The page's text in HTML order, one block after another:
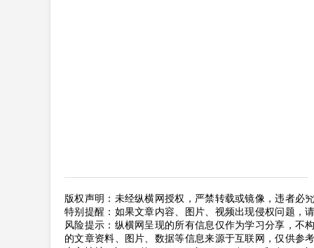
版权声明：未经纵横网授权，严禁转载或镜像，违者必
特别提醒：如果文章内容、图片、视频出现侵权问题，
风险提示：纵横网呈现的所有信息仅作为学习分享，不
的文章资料、图片、数据等信息来源于互联网，仅供参